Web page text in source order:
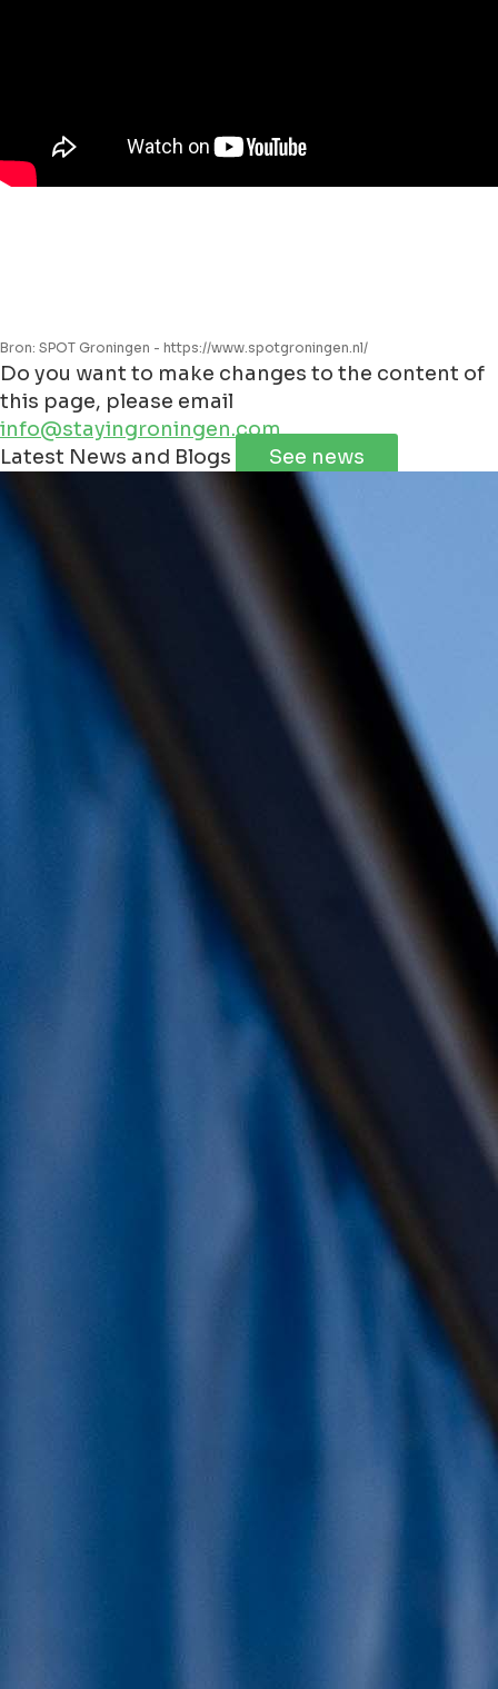
Bron: SPOT Groningen - https://www.spotgroningen.nl/
Do you want to make changes to the content of
this page, please email
info@stayingroningen.com
+
Leaflet | ©JawgMaps©OpenStreetMap
Latest News and Blogs See news